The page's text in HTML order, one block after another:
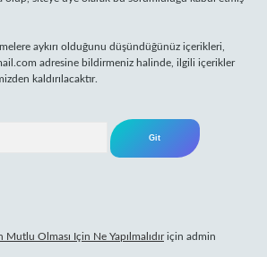
aykırı olduğunu düşündüğünüz içerikleri,
adresine bildirmeniz halinde, ilgili içerikler
kaldırılacaktır.
Olması Için Ne Yapılmalıdıriçin admin